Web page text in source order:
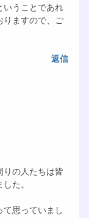
いうことであれ
りますので、ご
返信
の人たちは皆
た。
思っていまし